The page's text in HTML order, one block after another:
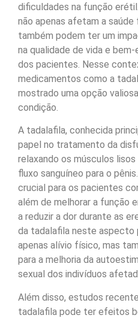
dificuldades na função
não apenas afetam a saúde
também podem ter um
na qualidade de vida e
dos pacientes. Nesse
medicamentos como a
mostrado uma opção
condição.
A tadalafila, conhecida
papel no tratamento da
relaxando os músculos
fluxo sanguíneo para o
crucial para os pacientes
além de melhorar a função
a reduzir a dor durante as
da tadalafila neste aspecto
apenas alívio físico, mas
para a melhoria da
sexual dos indivíduos
Além disso, estudos
tadalafila pode ter efeitos